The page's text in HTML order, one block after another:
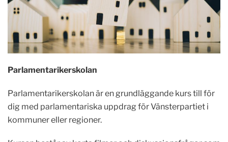
Parlamentarikerskolan
Parlamentarikerskolan är en grundläggande kurs till för
dig med parlamentariska uppdrag för Vänsterpartiet i
kommuner eller regioner.